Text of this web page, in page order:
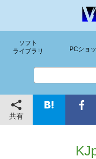
ソフト
ライブラリ
PCショ
共有